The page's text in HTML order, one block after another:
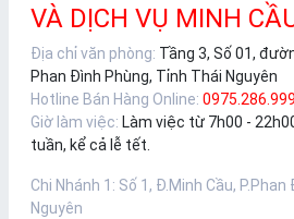
VÀ DỊCH VỤ MINH
Địa chỉ văn phòng: Tầng 3, Số 01,
Phan Đình Phùng, Tỉnh Thái Nguyên
Hotline Bán Hàng Online: 0975.286.999
Giờ làm việc: Làm việc từ 7h00 -
tuần, kể cả lễ tết.
Chi Nhánh 1 : Số 1, Đ.Minh Cầu,
Nguyên